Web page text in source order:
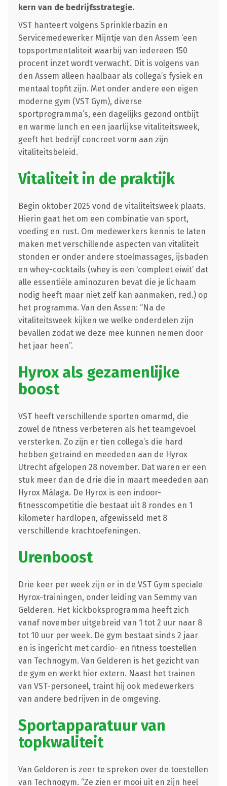
kern van de bedrijfsstrategie.
VST hanteert volgens Sprinklerbazin en
Servicemedewerker Mijntje van den Assem ‘een
topsportmentaliteit waarbij van iedereen 150
procent inzet wordt verwacht’. Dit is volgens van
den Assem alleen haalbaar als collega’s fysiek en
mentaal topfit zijn. Met onder andere een eigen
moderne gym (VST Gym), diverse
sportprogramma’s, een dagelijks gezond ontbijt
en warme lunch en een jaarlijkse vitaliteitsweek,
geeft het bedrijf concreet vorm aan zijn
vitaliteitsbeleid.
Vitaliteit in de praktijk
Begin oktober 2025 vond de vitaliteitsweek plaats.
Hierin gaat het om een combinatie van sport,
voeding en rust. Om medewerkers kennis te laten
maken met verschillende aspecten van vitaliteit
stonden er onder andere stoelmassages, ijsbaden
en whey-cocktails (whey is een ‘compleet eiwit’ dat
alle essentiële aminozuren bevat die je lichaam
nodig heeft maar niet zelf kan aanmaken, red.) op
het programma. Van den Assen: “Na de
vitaliteitsweek kijken we welke onderdelen zijn
bevallen zodat we deze mee kunnen nemen door
het jaar heen”.
Hyrox als gezamenlijke
boost
VST heeft verschillende sporten omarmd, die
zowel de fitness verbeteren als het teamgevoel
versterken. Zo zijn er tien collega’s die hard
hebben getraind en meededen aan de Hyrox
Utrecht afgelopen 28 november. Dat waren er een
stuk meer dan de drie die in maart meededen aan
Hyrox Málaga. De Hyrox is een indoor-
fitnesscompetitie die bestaat uit 8 rondes en 1
kilometer hardlopen, afgewisseld met 8
verschillende krachtoefeningen.
Urenboost
Drie keer per week zijn er in de VST Gym speciale
Hyrox-trainingen, onder leiding van Semmy van
Gelderen. Het kickboksprogramma heeft zich
vanaf november uitgebreid van 1 tot 2 uur naar 8
tot 10 uur per week. De gym bestaat sinds 2 jaar
en is ingericht met cardio- en fitness toestellen
van Technogym. Van Gelderen is het gezicht van
de gym en werkt hier extern. Naast het trainen
van VST-personeel, traint hij ook medewerkers
van andere bedrijven in de omgeving.
Sportapparatuur van
topkwaliteit
Van Gelderen is zeer te spreken over de toestellen
van Technogym. “Ze zien er mooi uit en zijn heel